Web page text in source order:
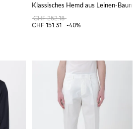
Klassisches Hemd aus Leinen-
CHF 252.18
CHF 151.31
-40%